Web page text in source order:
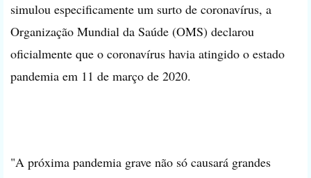
simulou especificamente um surto de coronavírus, a
Organização Mundial da Saúde (OMS) declarou
oficialmente que o coronavírus havia atingido o estado
pandemia em 11 de março de 2020.
"A próxima pandemia grave não só causará grandes